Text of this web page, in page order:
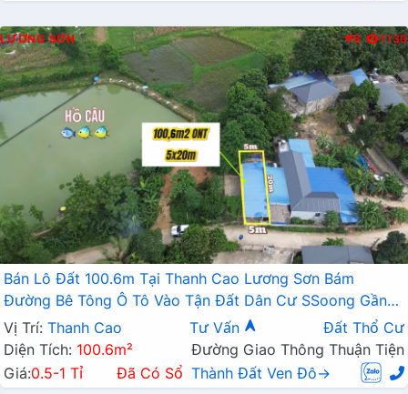
LƯƠNG SƠN B 1130
Bán Lô Đất 100.6m Tại Thanh Cao Lương Sơn Bám
Đường Bê Tông Ô Tô Vào Tận Đất Dân Cư SSoong Gần
Hồ Thoáng Mát Giá Đầu Tư
Vị Trí: Thanh Cao Tư Vấn
Đất Thổ Cư
Diện Tích: 100.6m²
Đường Giao Thông Thuận Tiện
Giá:0.5-1 Tỉ Đã Có Sổ Thành Đất Ven Đô→